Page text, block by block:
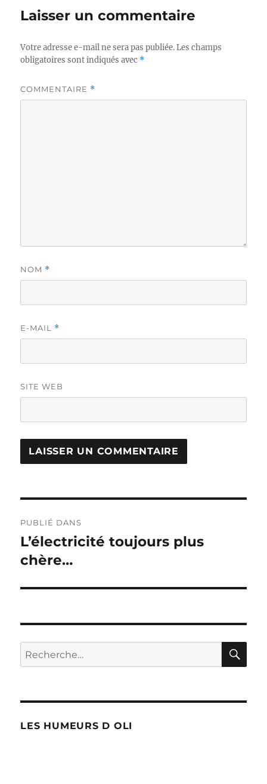
Laisser un commentaire
Votre adresse e-mail ne sera pas publiée. Les champs
obligatoires sont indiqués avec *
COMMENTAIRE *
NOM *
E-MAIL *
SITE WEB
de
l’article
PUBLIÉ DANS
L’électricité toujours plus
chère…
Recherche
pour :
LES HUMEURS D OLI